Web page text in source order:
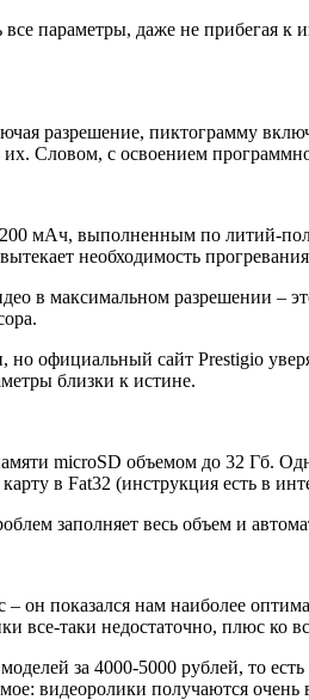
параметры, даже не прибегая
разрешение, пиктограмму
Словом, с освоением
200 мАч, выполненным по литий-
необходимость
в максимальном разрешении
но официальный сайт Prestigio
близки к истине.
microSD объемом до 32 Гб.
в Fat32 (инструкция есть в
заполняет весь объем и
– он показался нам наиболее
все-таки недостаточно, плюс ко
за 4000-5000 рублей, то
видеоролики получаются очень